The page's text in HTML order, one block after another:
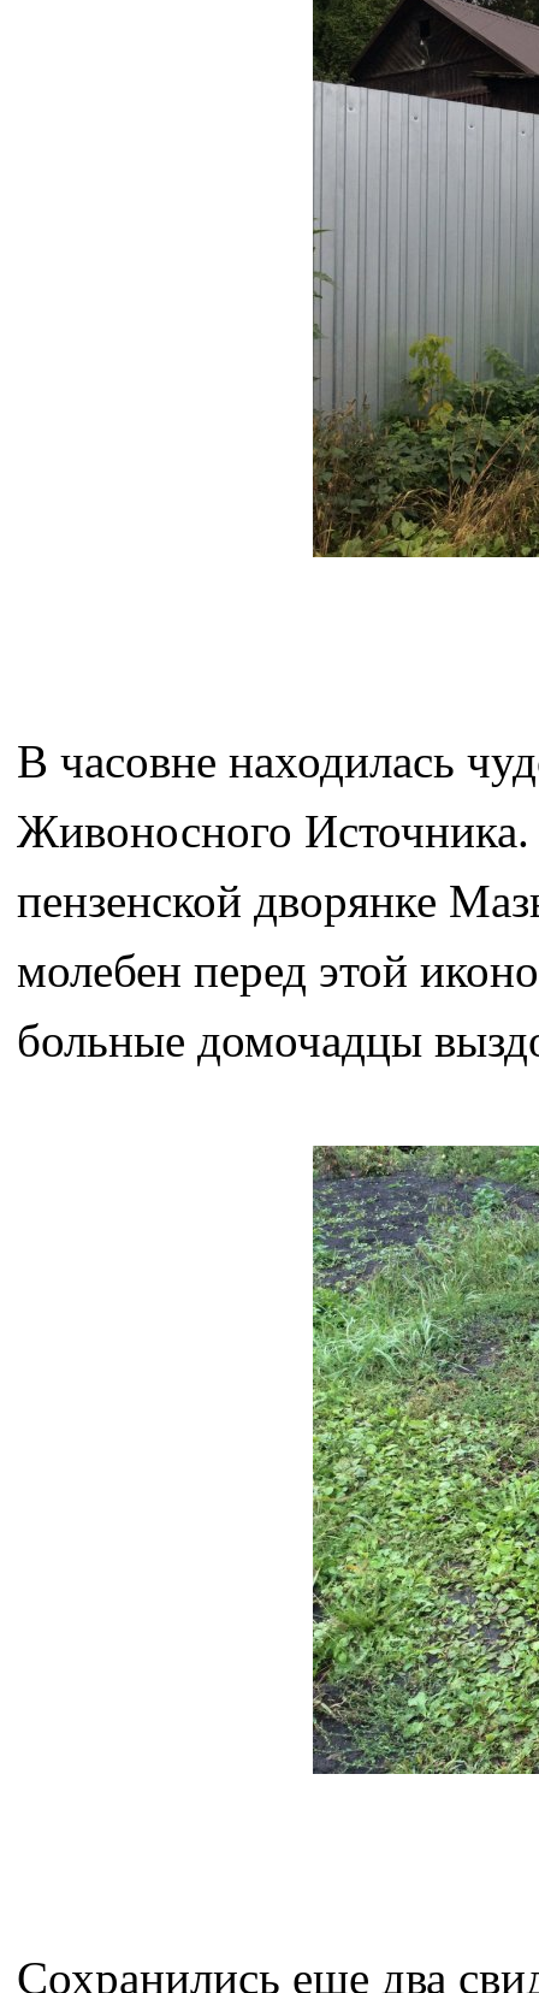
В часовне находилась
Живоносного
пензенской дворянке
молебен перед этой
больные домочадцы
Сохранились еще два